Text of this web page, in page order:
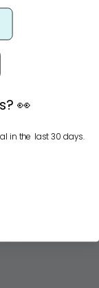
and
👀
in the last 30 days.